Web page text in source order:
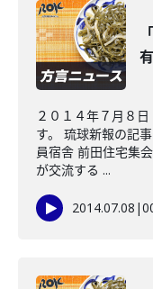
有
２０１４年７月８
す。 琉球新報の記
員宿舎 前田住宅集
が交流する ...
2014.07.08 |